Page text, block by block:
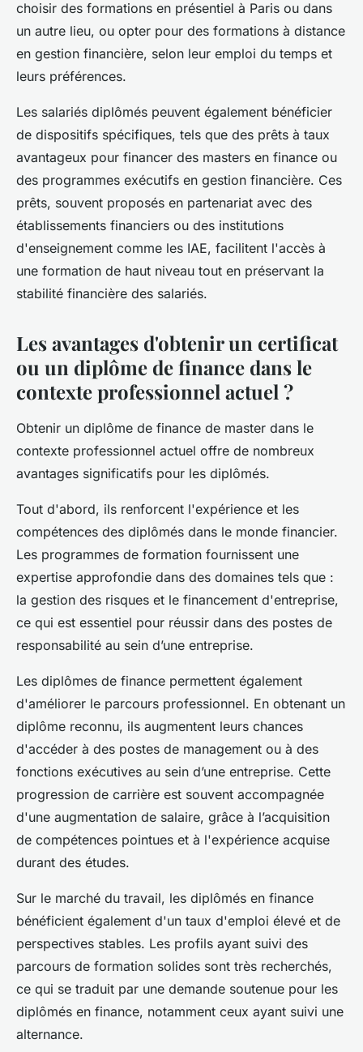
choisir des formations en présentiel à Paris ou dans
un autre lieu, ou opter pour des formations à distance
en gestion financière, selon leur emploi du temps et
leurs préférences.
Les salariés diplômés peuvent également bénéficier
de dispositifs spécifiques, tels que des prêts à taux
avantageux pour financer des masters en finance ou
des programmes exécutifs en gestion financière. Ces
prêts, souvent proposés en partenariat avec des
établissements financiers ou des institutions
d'enseignement comme les IAE, facilitent l'accès à
une formation de haut niveau tout en préservant la
stabilité financière des salariés.
Les avantages d'obtenir un certificat
ou un diplôme de finance dans le
contexte professionnel actuel ?
Obtenir un diplôme de finance de master dans le
contexte professionnel actuel offre de nombreux
avantages significatifs pour les diplômés.
Tout d'abord, ils renforcent l'expérience et les
compétences des diplômés dans le monde financier.
Les programmes de formation fournissent une
expertise approfondie dans des domaines tels que :
la gestion des risques et le financement d'entreprise,
ce qui est essentiel pour réussir dans des postes de
responsabilité au sein d’une entreprise.
Les diplômes de finance permettent également
d'améliorer le parcours professionnel. En obtenant un
diplôme reconnu, ils augmentent leurs chances
d'accéder à des postes de management ou à des
fonctions exécutives au sein d’une entreprise. Cette
progression de carrière est souvent accompagnée
d'une augmentation de salaire, grâce à l’acquisition
de compétences pointues et à l'expérience acquise
durant des études.
Sur le marché du travail, les diplômés en finance
bénéficient également d'un taux d'emploi élevé et de
perspectives stables. Les profils ayant suivi des
parcours de formation solides sont très recherchés,
ce qui se traduit par une demande soutenue pour les
diplômés en finance, notamment ceux ayant suivi une
alternance.